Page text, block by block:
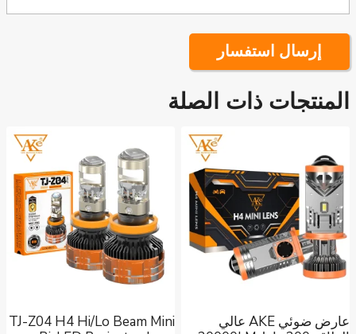
إرسال استفسار
المنتجات ذات الصلة
عارض ضوئي AKE عالي
TJ-Z04 H4 Hi/Lo Beam Mini